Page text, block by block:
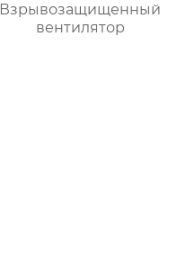
Взрывозащищенный
вентилятор